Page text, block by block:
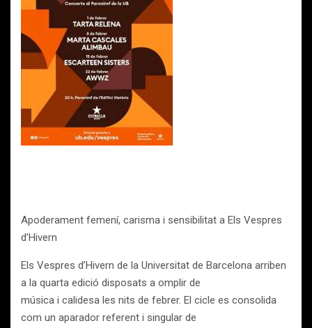
Apoderament femení, carisma i sensibilitat a Els Vespres
d’Hivern
Els Vespres d’Hivern de la Universitat de Barcelona arriben
a la quarta edició disposats a omplir de
música i calidesa les nits de febrer. El cicle es consolida
com un aparador referent i singular de